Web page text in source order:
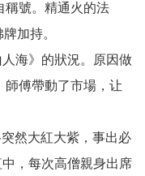
稱號。精通火的法
加持。
海》的狀況。原因做
師傅帶動了市場，让
然大紅大紫，事出必
，每次高僧親身出席